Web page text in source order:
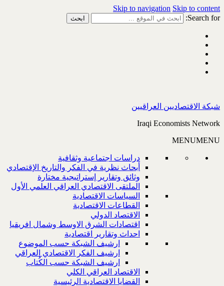
Skip to navigation Skip to content
Search for:
شبكة الاقتصاديين العراقيين
Iraqi Economists Network
MENUMENU
دراسات اجتماعية وثقافية
أبحاث نظرية في الفكر والتاريخ الإقتصادي
وثائق وتقارير إستراتيجية مختارة
الملتقى الاقتصادي العراقي العلمي الأول
السياسات الاقتصادية
القطاعات الاقتصادية
الاقتصاد الدولي
اقتصادات الشرق الاوسط وشمال افريقيا
احداث وتقارير اقتصادية
ارشيف الشبكة حسب الموضوع
ارشيف الفكر الاقتصادي العراقي
ارشيف الشبكة حسب الكُتاب
الاقتصاد العراقي الكلي
القضايا الاقتصادية الرئيسية